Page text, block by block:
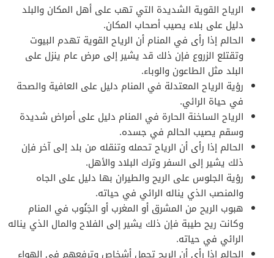
الرياح القوية الشديدة التي تهب على أهل المكان والبلد
دليل على بلاء يصيب أصحاب المكان.
الحالم إذا رأى في المنام أن الرياح القوية تهدم البيوت
وتقتلع الزروع فإن ذلك قد يشير إلى مرض عام ينزل على
البلد مثل الطاعون والوباء.
رؤية الرياح المعتدلة في المنام دليل على العافية والصحة
في حياة الرائي.
الرياح الساخنة الحارة في المنام دليل على أمراض شديدة
وسقم يصيب الحالم في جسده.
الحالم إذا رأى أن الرياح تحمله وتنقله من بلد إلى آخر فإن
ذلك يشير إلى السفر وترك البلاد والأهل.
رؤية الجلوس على الريح والطيران بها دليل على الجاه
والمنصب الذي يناله الرائي في حياته.
هبوب الريح من المشرق أو المغرب أو الجَنُوب في المنام
وكانت ريح طيبة فإن ذلك يشير إلى الفلاح والمال الذي يناله
الرائي في حياته.
الحالم إذا رأى أن الريح تحمل أشخاص وترفعهم في الهواء